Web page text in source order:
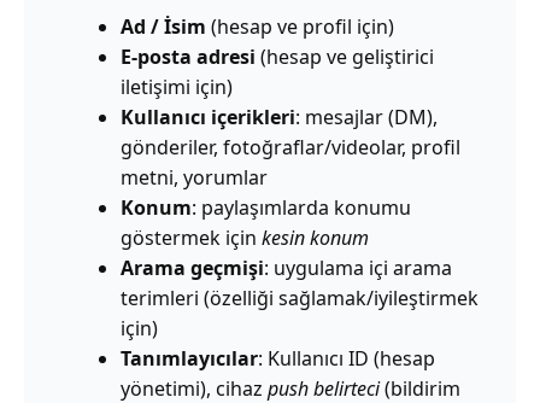
Ad / İsim (hesap ve profil için)
E-posta adresi (hesap ve geliştirici
iletişimi için)
Kullanıcı içerikleri: mesajlar (DM),
gönderiler, fotoğraflar/videolar, profil
metni, yorumlar
Konum: paylaşımlarda konumu
göstermek için kesin konum
Arama geçmişi: uygulama içi arama
terimleri (özelliği sağlamak/iyileştirmek
için)
Tanımlayıcılar: Kullanıcı ID (hesap
yönetimi), cihaz push belirteci(bildirim